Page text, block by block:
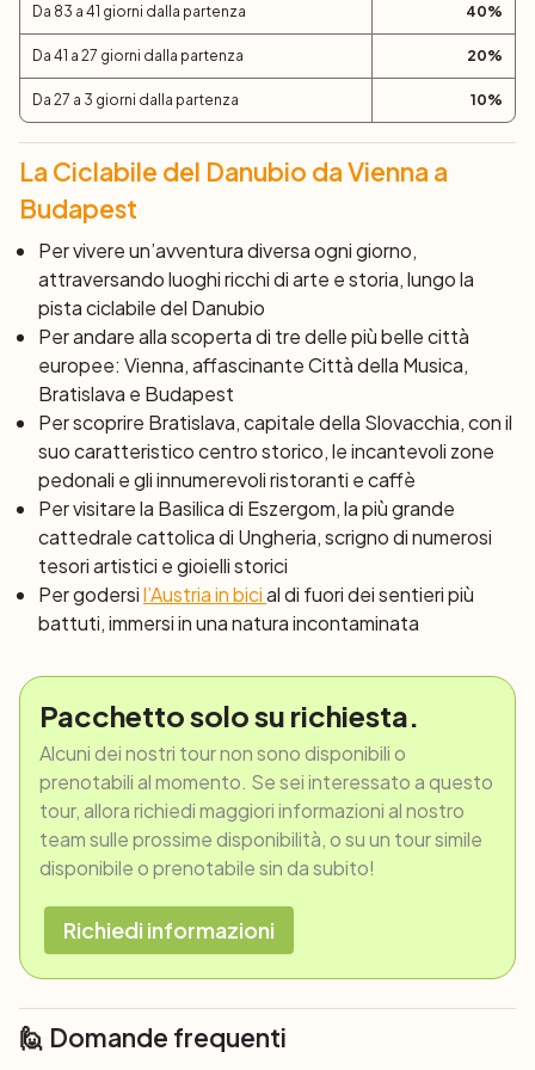
Da 83 a 41 giorni dalla partenza 40%
Da 41 a 27 giorni dalla partenza 20%
Da 27 a 3 giorni dalla partenza 10%
La Ciclabile del Danubio da Vienna a
Budapest
Per vivere un’avventura diversa ogni giorno,
attraversando luoghi ricchi di arte e storia, lungo la
pista ciclabile del Danubio
Per andare alla scoperta di tre delle più belle città
europee: Vienna, affascinanteCittà della Musica,
Bratislava e Budapest
Per scoprire Bratislava, capitale della Slovacchia, con il
suo caratteristico centro storico, le incantevoli zone
pedonali e gli innumerevoli ristoranti e caffè
Per visitare la Basilica di Eszergom, la più grande
cattedrale cattolica di Ungheria, scrigno di numerosi
tesori artistici e gioielli storici
Per godersil’Austria in bicial di fuori dei sentieri più
battuti, immersi in una natura incontaminata
Pacchetto solo su richiesta.
Alcuni dei nostri tour non sono disponibili o
prenotabili al momento. Se sei interessato a questo
tour, allora richiedi maggiori informazioni al nostro
team sulle prossime disponibilità, o su un tour simile
disponibile o prenotabile sin da subito!
Richiedi informazioni
🙋 Domande frequenti